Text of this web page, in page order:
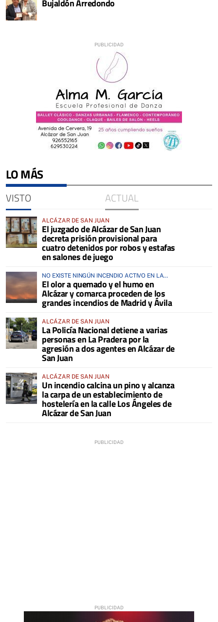
Bujaldón Arredondo
LO MÁS
VISTO ACTUAL
ALCÁZAR DE SAN JUAN
El juzgado de Alcázar de San Juan
decreta prisión provisional para
cuatro detenidos por robos y estafas
en salones de juego
NO EXISTE NINGÚN INCENDIO ACTIVO EN LA
COMARCA
El olor a quemado y el humo en
Alcázar y comarca proceden de los
grandes incendios de Madrid y Ávila
ALCÁZAR DE SAN JUAN
La Policía Nacional detiene a varias
personas en La Pradera por la
agresión a dos agentes en Alcázar de
San Juan
ALCÁZAR DE SAN JUAN
Un incendio calcina un pino y alcanza
la carpa de un establecimiento de
hostelería en la calle Los Ángeles de
Alcázar de San Juan